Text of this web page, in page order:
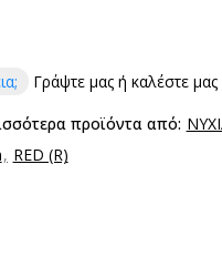
Γράψτε μας ή καλέστε μας
προϊόντα από:
RED (R)